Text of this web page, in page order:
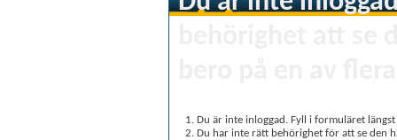
Du är inte inloggad. Fyll i formuläret
Du har inte rätt behörighet för att se den